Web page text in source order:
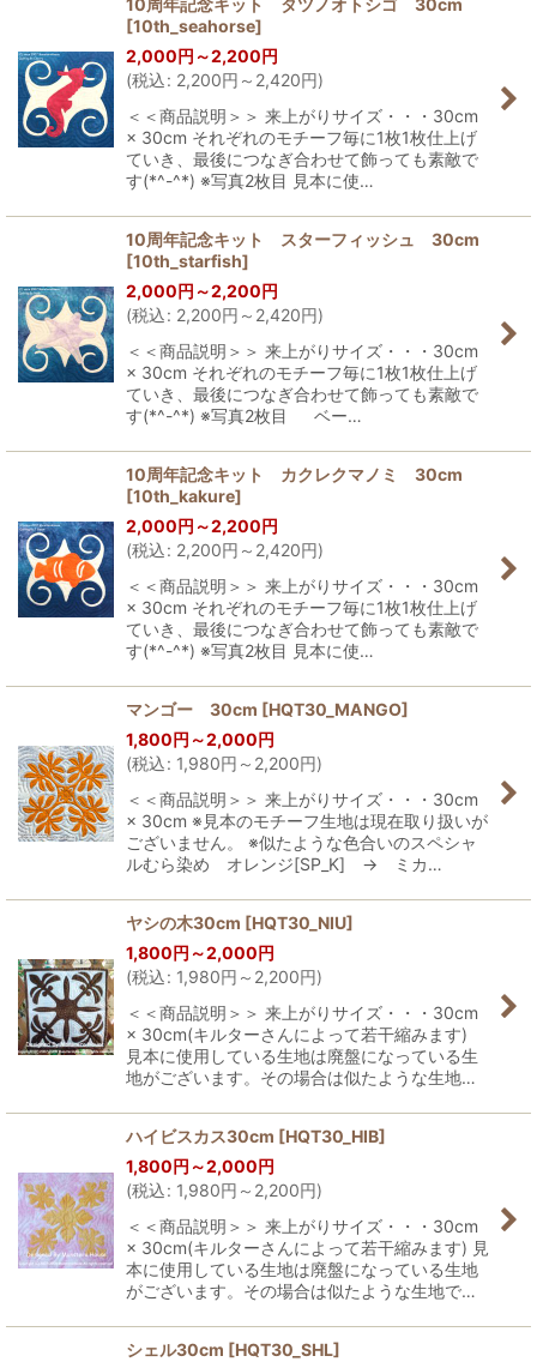
10周年記念キット タツノオトシゴ 30cm
[10th_seahorse]
2,000円 ～2,200円
(税込: 2,200円 ～2,420円)
＜＜商品説明＞＞ 来上がりサイズ・・・30cm
× 30cm それぞれのモチーフ毎に1枚1枚仕上げ
ていき、最後につなぎ合わせて飾っても素敵で
す(*^-^*) ※写真2枚目 見本に使…
10周年記念キット スターフィッシュ 30cm
[10th_starfish]
2,000円 ～2,200円
(税込: 2,200円 ～2,420円)
＜＜商品説明＞＞ 来上がりサイズ・・・30cm
× 30cm それぞれのモチーフ毎に1枚1枚仕上げ
ていき、最後につなぎ合わせて飾っても素敵で
す(*^-^*) ※写真2枚目 ベー…
10周年記念キット カクレクマノミ 30cm
[10th_kakure]
2,000円 ～2,200円
(税込: 2,200円 ～2,420円)
＜＜商品説明＞＞ 来上がりサイズ・・・30cm
× 30cm それぞれのモチーフ毎に1枚1枚仕上げ
ていき、最後につなぎ合わせて飾っても素敵で
す(*^-^*) ※写真2枚目 見本に使…
マンゴー 30cm [HQT30_MANGO]
1,800円 ～2,000円
(税込: 1,980円 ～2,200円)
＜＜商品説明＞＞ 来上がりサイズ・・・30cm
× 30cm ※見本のモチーフ生地は現在取り扱いが
ございません。 ※似たような色合いのスペシャ
ルむら染め オレンジ[SP_K] → ミカ…
ヤシの木30cm [HQT30_NIU]
1,800円 ～2,000円
(税込: 1,980円 ～2,200円)
＜＜商品説明＞＞ 来上がりサイズ・・・30cm
× 30cm(キルターさんによって若干縮みます)
見本に使用している生地は廃盤になっている生
地がございます。その場合は似たような生地…
ハイビスカス30cm [HQT30_HIB]
1,800円 ～2,000円
(税込: 1,980円 ～2,200円)
＜＜商品説明＞＞ 来上がりサイズ・・・30cm
× 30cm(キルターさんによって若干縮みます) 見
本に使用している生地は廃盤になっている生地
がございます。その場合は似たような生地で…
シェル30cm [HQT30_SHL]